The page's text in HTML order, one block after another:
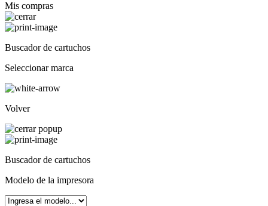
Mis compras
Buscador de cartuchos
Seleccionar marca
Volver
Buscador de cartuchos
Modelo de la impresora